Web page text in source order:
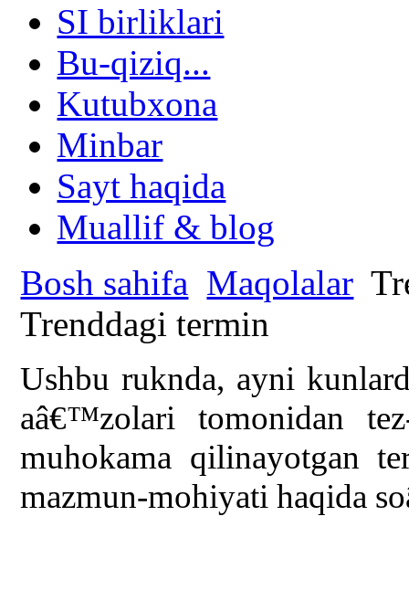
SI birliklari
Bu-qiziq...
Kutubxona
Minbar
Sayt haqida
Muallif & blog
Bosh sahifa Maqolalar
Trenddagi termin
Ushbu ruknda, ayni
aâ€™zolari tomonidan
muhokama qilinayotgan
mazmun-mohiyati haqida